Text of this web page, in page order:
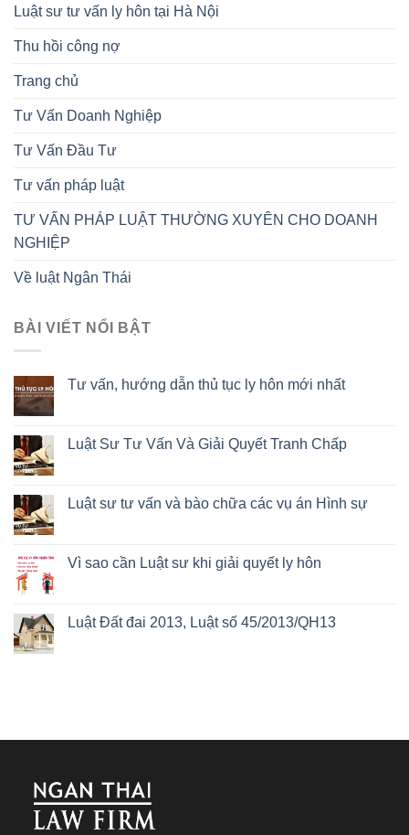
Luật sư tư vấn ly hôn tại Hà Nội
Thu hồi công nợ
Trang chủ
Tư Vấn Doanh Nghiệp
Tư Vấn Đầu Tư
Tư vấn pháp luật
TƯ VẤN PHÁP LUẬT THƯỜNG XUYÊN CHO DOANH
NGHIỆP
Về luật Ngân Thái
BÀI VIẾT NỔI BẬT
Tư vấn, hướng dẫn thủ tục ly hôn mới nhất
Luật Sư Tư Vấn Và Giải Quyết Tranh Chấp
Luật sư tư vấn và bào chữa các vụ án Hình sự
Vì sao cần Luật sư khi giải quyết ly hôn
Luật Đất đai 2013, Luật số 45/2013/QH13